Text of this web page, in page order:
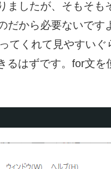
したが、そもそも
から必要ないです
てくれて見やすいぐ
はずです。for文を